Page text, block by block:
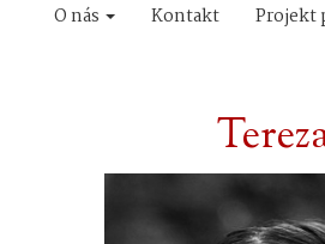
O nás Kontakt Projekt